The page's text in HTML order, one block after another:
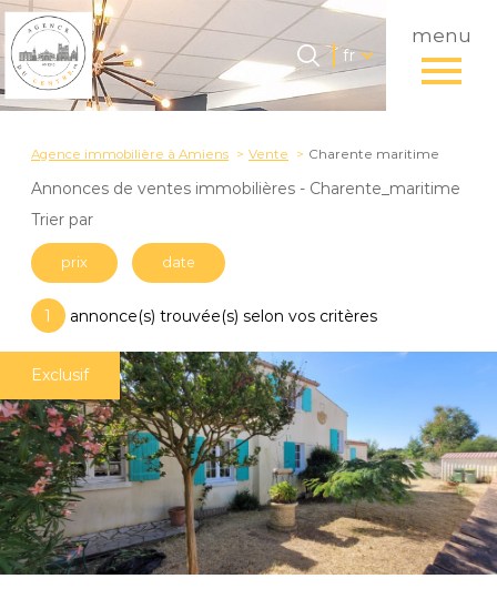
menu
Langue
fr
Accueil
Langue
fr
Agence immobilière à Amiens Vente Charente maritime
Annonces de ventes immobilières - Charente_maritime
Trier par
prix date
1 annonce(s) trouvée(s) selon vos critères
Exclusif